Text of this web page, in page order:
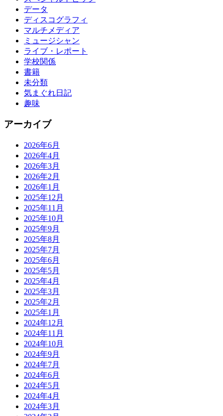
データ
ディスコグラフィ
マルチメディア
ミュージシャン
ライブ・レポート
学校関係
書籍
未分類
気まぐれ日記
趣味
アーカイブ
2026年6月
2026年4月
2026年3月
2026年2月
2026年1月
2025年12月
2025年11月
2025年10月
2025年9月
2025年8月
2025年7月
2025年6月
2025年5月
2025年4月
2025年3月
2025年2月
2025年1月
2024年12月
2024年11月
2024年10月
2024年9月
2024年7月
2024年6月
2024年5月
2024年4月
2024年3月